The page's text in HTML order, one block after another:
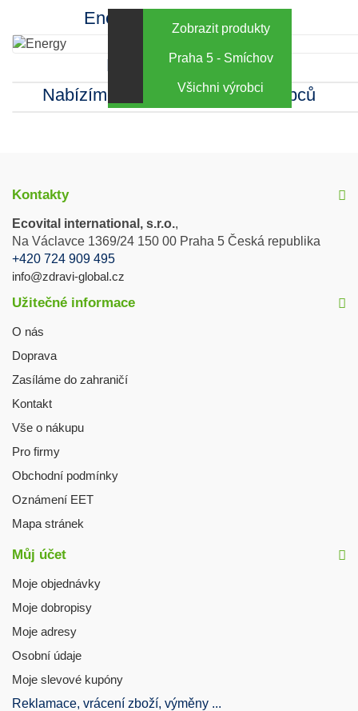
Energy za výhodné ceny
Zobrazit produkty
Kamenná prodejna
Praha 5 - Smíchov
Nabízíme sortiment mnoha výrobců
Všichni výrobci
Kontakty
Ecovital international, s.r.o.,
Na Václavce 1369/24 150 00 Praha 5 Česká republika
+420 724 909 495
info@zdravi-global.cz
Užitečné informace
O nás
Doprava
Zasíláme do zahraničí
Kontakt
Vše o nákupu
Pro firmy
Obchodní podmínky
Oznámení EET
Mapa stránek
Můj účet
Moje objednávky
Moje dobropisy
Moje adresy
Osobní údaje
Moje slevové kupóny
Reklamace, vrácení zboží, výměny ...